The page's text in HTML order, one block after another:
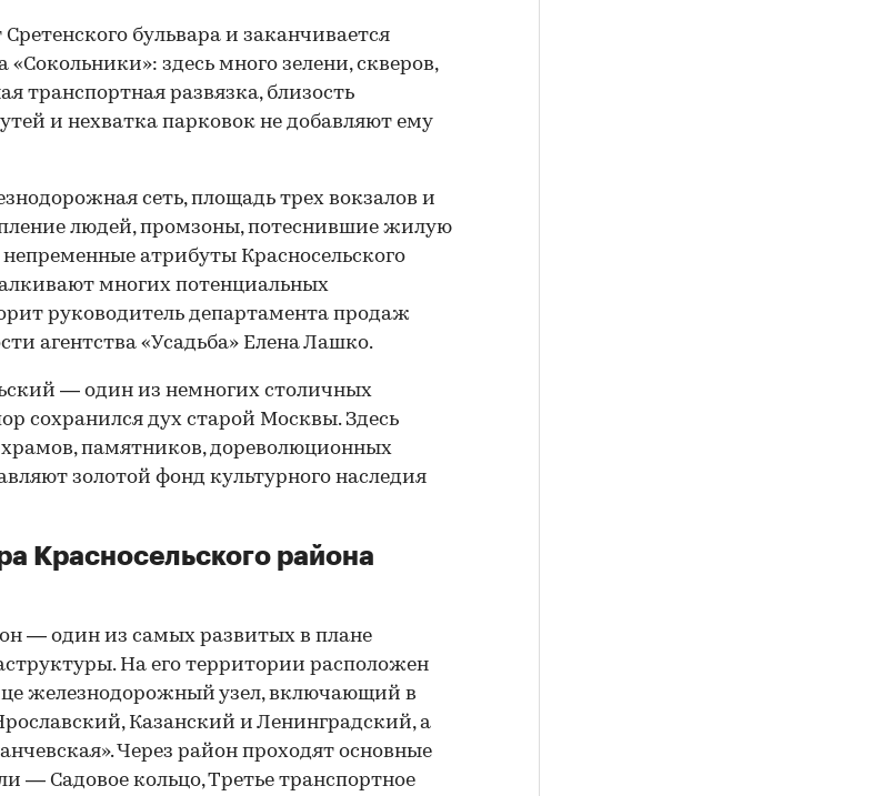
бульвара и заканчивается
«Сокольники»: здесь много зелени, скверов,
транспортная развязка, близость
и нехватка парковок не добавляют ему
сеть, площадь трех вокзалов и
людей, промзоны, потеснившие жилую
атрибуты Красносельского
многих потенциальных
руководитель департамента продаж
агентства «Усадьба» Елена Лашко.
— один из немногих столичных
сохранился дух старой Москвы. Здесь
памятников, дореволюционных
золотой фонд культурного наследия
Красносельского района
— один из самых развитых в плане
На его территории расположен
железнодорожный узел, включающий в
Казанский и Ленинградский, а
Через район проходят основные
— Садовое кольцо, Третье транспортное